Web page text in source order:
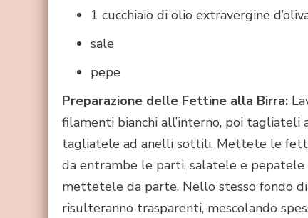
1 cucchiaio di olio extravergine
sale
pepe
Preparazione delle Fettine alla Birra:
filamenti bianchi all’interno, poi
tagliatele ad anelli sottili. Mettete le
da entrambe le parti, salatele e
mettetele da parte. Nello stesso fondo
risulteranno trasparenti, mescolando